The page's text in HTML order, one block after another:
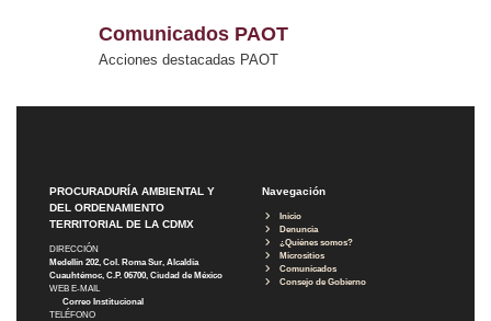
Comunicados PAOT
Acciones destacadas PAOT
PROCURADURÍA AMBIENTAL Y
DEL ORDENAMIENTO
TERRITORIAL DE LA CDMX
DIRECCIÓN
Medellín 202, Col. Roma Sur, Alcaldía
Cuauhtémoc, C.P. 06700, Ciudad de México
WEB E-MAIL
Correo Institucional
TELÉFONO
Navegación
Inicio
Denuncia
¿Quiénes somos?
Micrositios
Comunicados
Consejo de Gobierno